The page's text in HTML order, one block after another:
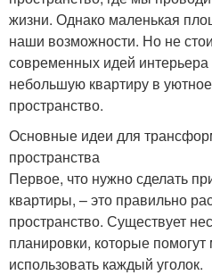
жизни. Однако маленькая
наши возможности. Но не
современных идей
небольшую квартиру в
пространство.
Основные идеи для
пространства
Первое, что нужно сделать
квартиры, – это правильно
пространство. Существует
планировки, которые
использовать каждый уголок.